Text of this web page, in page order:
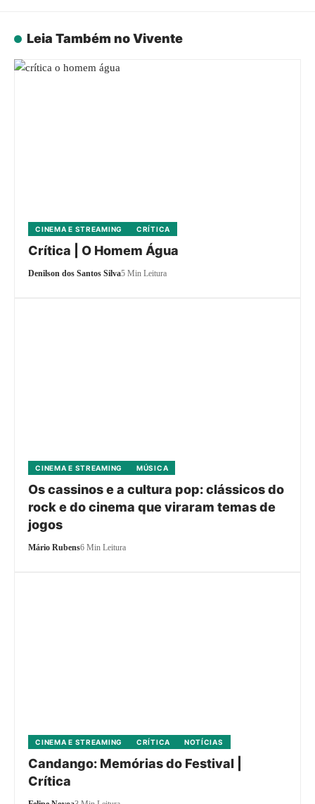
Leia Também no Vivente
CINEMA E STREAMING CRÍTICA
Crítica | O Homem Água
Denilson dos Santos Silva5 Min Leitura
CINEMA E STREAMING MÚSICA
Os cassinos e a cultura pop: clássicos do
rock e do cinema que viraram temas de
jogos
Mário Rubens6 Min Leitura
CINEMA E STREAMING CRÍTICA NOTÍCIAS
Candango: Memórias do Festival |
Crítica